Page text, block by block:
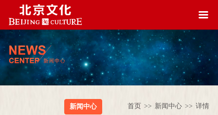
新闻中心 首页 >> 新闻中心 >> 详情